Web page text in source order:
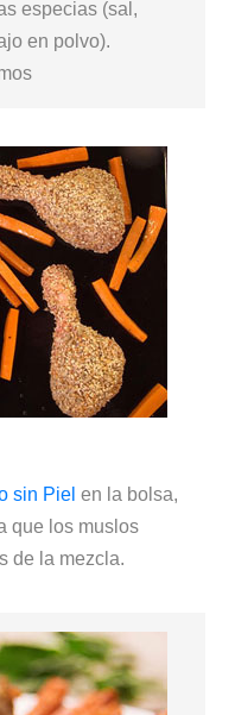
especias (sal,
en polvo).
sin Piel en la bolsa,
que los muslos
de la mezcla.